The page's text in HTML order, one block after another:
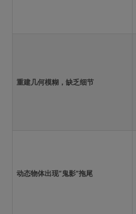
重建几何模糊，缺乏细节
动态物体出现“鬼影”拖尾